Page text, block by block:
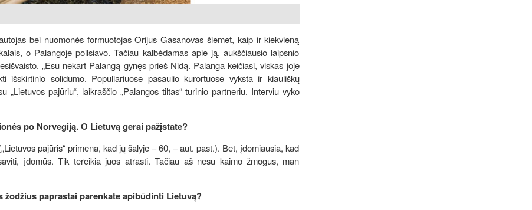
bei nuomonės formuotojas Orijus Gasanovas šiemet, kaip ir kiekvieną
o Palangoje poilsiavo. Tačiau kalbėdamas apie ją, aukščiausio laipsnio
„Esu nekart Palangą gynęs prieš Nidą. Palanga keičiasi, viskas joje
solidumo. Populiariuose pasaulio kurortuose vyksta ir kiauliškų
„Lietuvos pajūriu“, laikraščio „Palangos tiltas“ turinio partneriu. Interviu vyko
po Norvegiją. O Lietuvą gerai pažįstate?
pajūris“ primena, kad jų šalyje – 60, – aut. past.). Bet, įdomiausia, kad
įdomūs. Tik tereikia juos atrasti. Tačiau aš nesu kaimo žmogus, man
paprastai parenkate apibūdinti Lietuvą?